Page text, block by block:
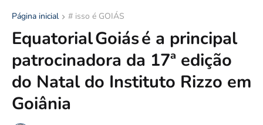
Página inicial # isso é GOIÁS
Equatorial Goiás é a principal
patrocinadora da 17ª edição
do Natal do Instituto Rizzo em
Goiânia